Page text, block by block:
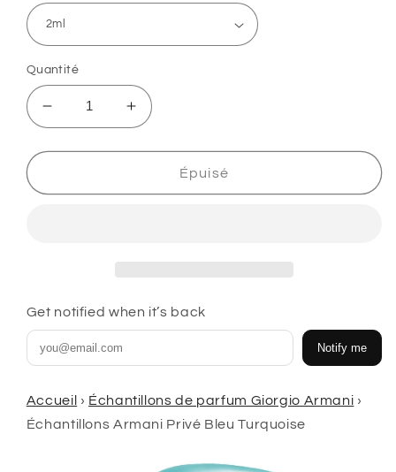
Quantité
Réduire
la
quantité
Échantillons
Augmenter
la
quantité
Échantillons
Épuisé
Get notified when it’s back
Notify me
Accueil › Échantillons de parfum Giorgio Armani ›
Échantillons Armani Privé Bleu Turquoise